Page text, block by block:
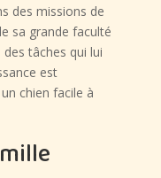
des missions de
sa grande faculté
tâches qui lui
est
chien facile à